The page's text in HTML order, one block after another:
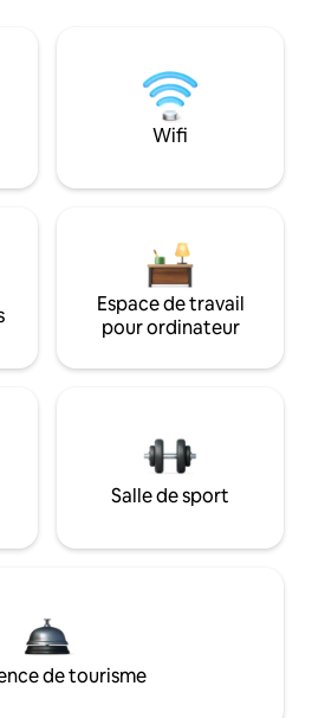
Wifi
Espace de travail
pour ordinateur
Salle de sport
de tourisme